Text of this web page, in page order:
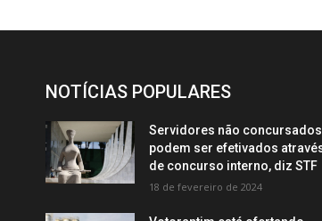
NOTÍCIAS POPULARES
Servidores não concursados
podem ser efetivados
de concurso interno, diz STF
18 de fevereiro de 2024